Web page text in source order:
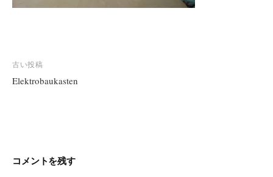
投
稿
ョ
古い投稿
Elektrobaukasten
コメントを残す